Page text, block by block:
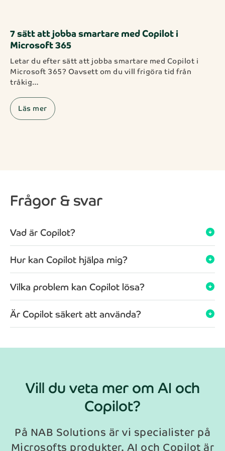
7 sätt att jobba smartare med Copilot i
Microsoft 365
Letar du efter sätt att jobba smartare med Copilot i
Microsoft 365? Oavsett om du vill frigöra tid från
tråkig…
Läs mer
Frågor & svar
Vad är Copilot? arrow_circle_down
Hur kan Copilot hjälpa mig? arrow_circle_down
Vilka problem kan Copilot lösa? arrow_circle_down
Är Copilot säkert att använda? arrow_circle_down
Vill du veta mer om AI och
Copilot?
På NAB Solutions är vi specialister på
Microsofts produkter. AI och Copilot är